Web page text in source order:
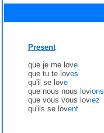
Present
que je me love
que tu te loves
qu'il se love
que nous nous lovions
que vous vous loviez
qu'ils se lovent